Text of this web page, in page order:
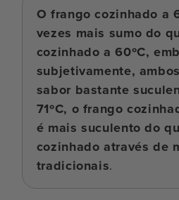
O frango cozinhado a
vezes mais sumo do
cozinhado a 60ºC,
subjetivamente,
sabor bastante
71ºC, o frango
é mais suculento do
cozinhado através de
tradicionais.